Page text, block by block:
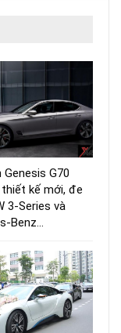
Genesis G70
kế mới, đe
3-Series và
Benz…